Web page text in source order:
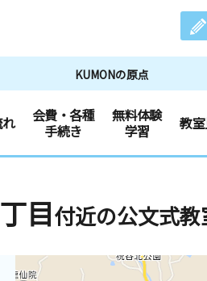
KUMONの原点
会費・各種
手続き
無料体験
学習
教
目付近の公文式教